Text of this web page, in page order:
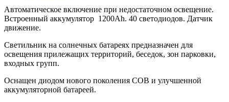
Автоматическое включение при недостаточном освещение.
Встроенный аккумулятор 1200Ah. 40 светодиодов. Датчик
движение.
Светильник на солнечных батареях предназначен для
освещения прилежащих территорий, беседок, зон парковки,
входных групп.
Оснащен диодом нового поколения COB и улучшенной
аккумуляторной батареей.